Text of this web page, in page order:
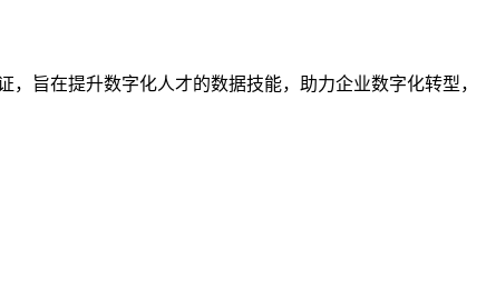
旨在提升数字化人才的数据技能，助力企业数字化转型，